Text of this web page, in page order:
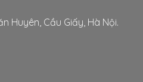
chọn
Huyên, Cầu Giấy, Hà Nội.